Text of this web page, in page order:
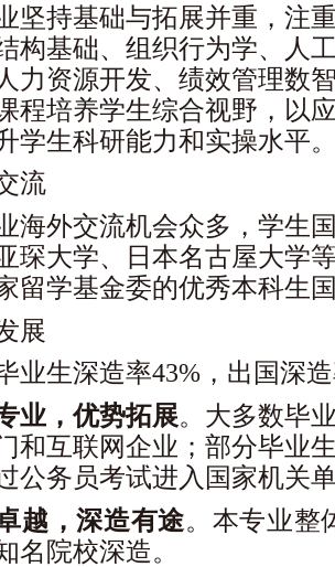
坚持基础与拓展并重，注
构基础、组织行为学、人
力资源开发、绩效管理数
程培养学生综合视野，以
学生科研能力和实操水平。
流
海外交流机会众多，学生
琛大学、日本名古屋大学
留学基金委的优秀本科生
展
业生深造率43%， 出国深
业，优势拓展。 大多数毕
和互联网企业；部分毕业
公务员考试进入国家机关单
越，深造有途。 本专业整
名院校深造。